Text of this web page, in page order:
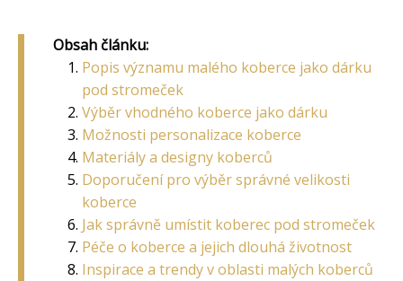
Obsah článku:
Popis významu malého koberce jako dárku
pod stromeček
Výběr vhodného koberce jako dárku
Možnosti personalizace koberce
Materiály a designy koberců
Doporučení pro výběr správné velikosti
koberce
Jak správně umístit koberec pod stromeček
Péče o koberce a jejich dlouhá životnost
Inspirace a trendy v oblasti malých koberců